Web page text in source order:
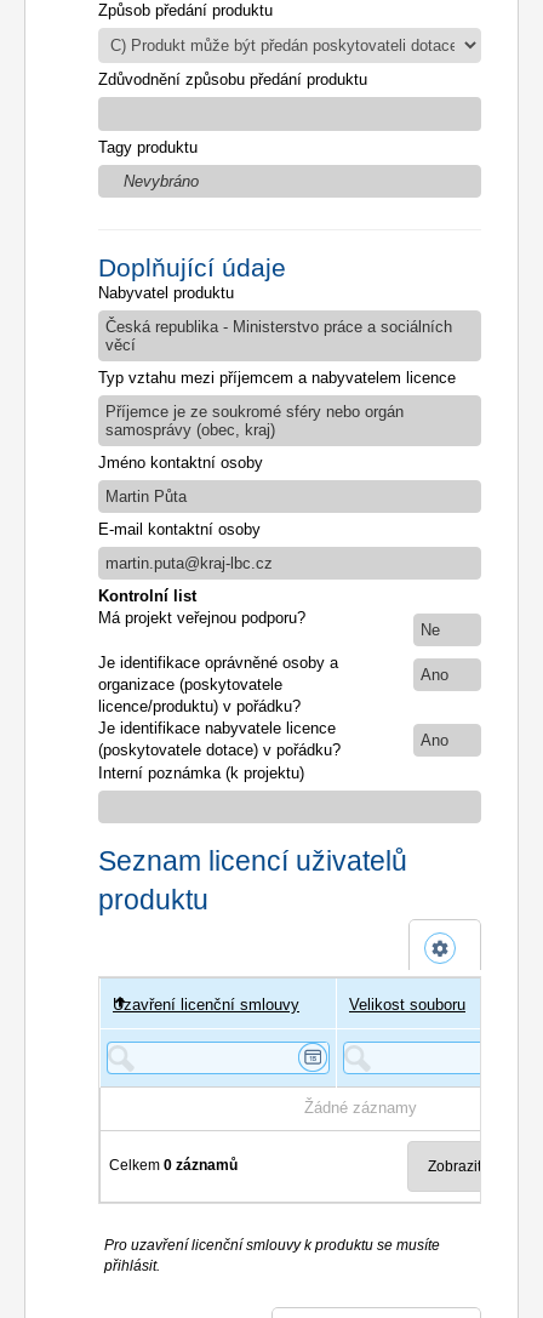
Způsob předání produktu
Zdůvodnění způsobu předání produktu
Tagy produktu
Nevybráno
Doplňující údaje
Nabyvatel produktu
Česká republika - Ministerstvo práce a sociálních
věcí
Typ vztahu mezi příjemcem a nabyvatelem licence
Příjemce je ze soukromé sféry nebo orgán
samosprávy (obec, kraj)
Jméno kontaktní osoby
Martin Půta
E-mail kontaktní osoby
martin.puta@kraj-lbc.cz
Kontrolní list
Má projekt veřejnou podporu?
Ne
Je identifikace oprávněné osoby a
organizace (poskytovatele
licence/produktu) v pořádku?
Ano
Je identifikace nabyvatele licence
(poskytovatele dotace) v pořádku?
Ano
Interní poznámka (k projektu)
Seznam licencí uživatelů
produktu
Uživatel
Uzavření licenční smlouvy Velikost souboru
Žádné záznamy
Celkem0 záznamů
Pro uzavření licenční smlouvy k produktu se musíte
přihlásit.